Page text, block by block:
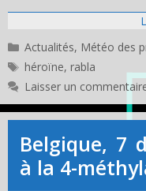
Catégories
Actualités, Météo des
Étiquettes
héroïne, rabla
Laisser un
Belgique, 7
à la 4-